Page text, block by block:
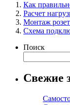
Как
Расчет
Монтаж
Схема
Поиск
Свежие